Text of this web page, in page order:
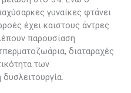
γυναίκες φτάνει
έχει καιστους άντρες
παρουσίαση
διαταραχές
των